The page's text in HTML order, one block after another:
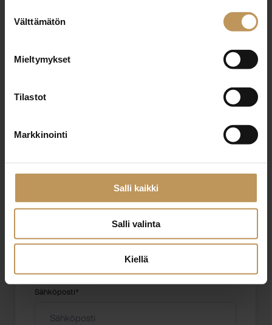
valinta
Välttämätön
Mieltymykset
Tilastot
Markkinointi
Salli kaikki
Salli valinta
Kiellä
Sähköposti*